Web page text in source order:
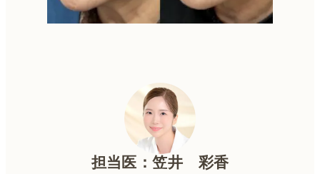
担当医：笠井 彩香